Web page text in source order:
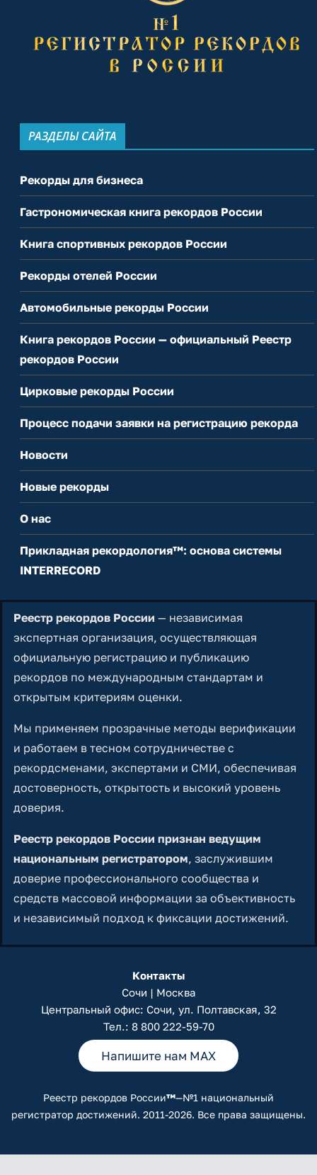
РАЗДЕЛЫ САЙТА
Рекорды для бизнеса
Гастрономическая книга рекордов России
Книга спортивных рекордов России
Рекорды отелей России
Автомобильные рекорды России
Книга рекордов России — официальный Реестр
рекордов России
Цирковые рекорды России
Процесс подачи заявки на регистрацию рекорда
Новости
Новые рекорды
О нас
Прикладная рекордология™: основа системы
INTERRECORD
Реестр рекордов России — независимая
экспертная организация, осуществляющая
официальную регистрацию и публикацию
рекордов по международным стандартам и
открытым критериям оценки.
Мы применяем прозрачные методы верификации
и работаем в тесном сотрудничестве с
рекордсменами, экспертами и СМИ, обеспечивая
достоверность, открытость и высокий уровень
доверия.
Реестр рекордов России признан ведущим
национальным регистратором, заслужившим
доверие профессионального сообщества и
средств массовой информации за объективность
и независимый подход к фиксации достижений.
Контакты
Сочи | Москва
Центральный офис: Сочи, ул. Полтавская, 32
Тел.: 8 800 222-59-70
Напишите нам MAX
Реестр рекордов России™—№1 национальный
регистратор достижений. 2011-2026. Все права защищены.